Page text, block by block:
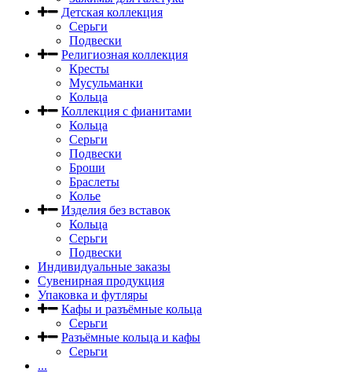
Детская коллекция
Серьги
Подвески
Религиозная коллекция
Кресты
Мусульманки
Кольца
Коллекция с фианитами
Кольца
Серьги
Подвески
Броши
Браслеты
Колье
Изделия без вставок
Кольца
Серьги
Подвески
Индивидуальные заказы
Сувенирная продукция
Упаковка и футляры
Кафы и разъёмные кольца
Серьги
Разъёмные кольца и кафы
Серьги
...